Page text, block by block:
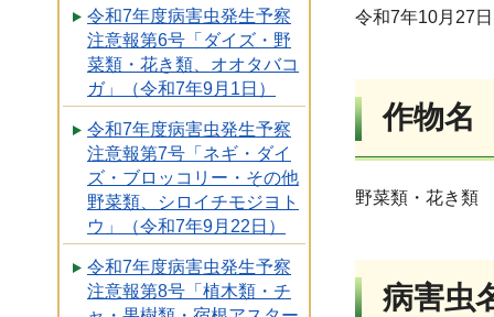
令和7年度病害虫発生予察
注意報第6号「ダイズ・野
菜類・花き類、オオタバコ
ガ」（令和7年9月1日）
令和7年度病害虫発生予察
注意報第7号「ネギ・ダイ
ズ・ブロッコリー・その他
野菜類、シロイチモジヨト
ウ」（令和7年9月22日）
令和7年度病害虫発生予察
注意報第8号「植木類・チ
令和7年10月27日
作物名
野菜類・花き類
病害虫